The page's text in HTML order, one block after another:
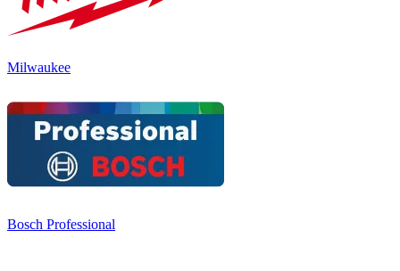
Milwaukee
Bosch Professional